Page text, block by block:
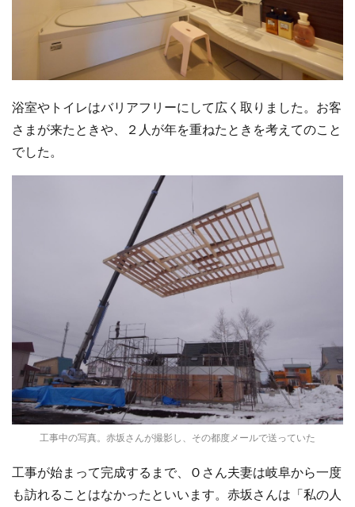
浴室やトイレはバリアフリーにして広く取りました。お客
さまが来たときや、２人が年を重ねたときを考えてのこと
でした。
工事中の写真。赤坂さんが撮影し、その都度メールで送っていた
工事が始まって完成するまで、Ｏさん夫妻は岐阜から一度
も訪れることはなかったといいます。赤坂さんは「私の人